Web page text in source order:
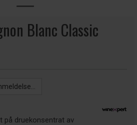
Blanc Classic
på druekonsentrat av